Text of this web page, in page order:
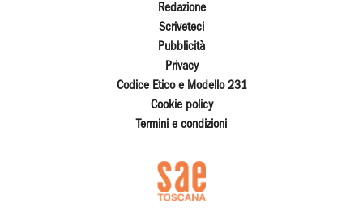
Redazione
Scriveteci
Pubblicità
Privacy
Codice Etico e Modello 231
Cookie policy
Termini e condizioni